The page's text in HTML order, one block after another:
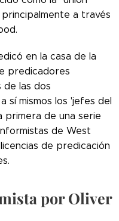
a través
en la casa de la
predicadores
de las dos
sí mismos los 'jefes del
primera de una serie
de West
de predicación
por Oliver